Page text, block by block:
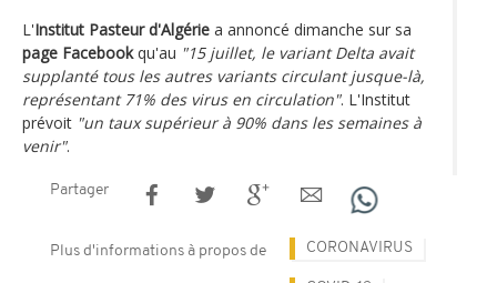
L'Institut Pasteur d'Algérie a annoncé dimanche sur sa
page Facebookqu'au "15 juillet, le variant Delta avait
supplanté tous les autres variants circulant jusque-là,
représentant 71% des virus en circulation". L'Institut
prévoit "un taux supérieur à 90% dans les semaines à
venir".
Partager
Plus d'informations à propos de CORONAVIRUS